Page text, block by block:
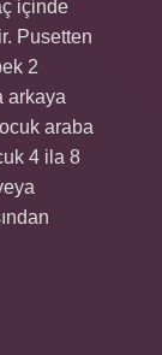
içinde
Pusetten
2
arkaya
araba
4 ila 8